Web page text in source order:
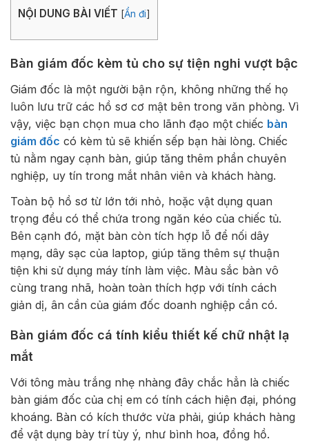
NỘI DUNG BÀI VIẾT [Ẩn đi]
Bàn giám đốc kèm tủ cho sự tiện nghi vượt bậc
Giám đốc là một người bận rộn, không những thế họ
luôn lưu trữ các hồ sơ cơ mật bên trong văn phòng. Vì
vậy, việc bạn chọn mua cho lãnh đạo một chiếc bàn
giám đốc có kèm tủ sẽ khiến sếp bạn hài lòng. Chiếc
tủ nằm ngay cạnh bàn, giúp tăng thêm phần chuyên
nghiệp, uy tín trong mắt nhân viên và khách hàng.
Toàn bộ hồ sơ từ lớn tới nhỏ, hoặc vật dụng quan
trọng đều có thể chứa trong ngăn kéo của chiếc tủ.
Bên cạnh đó, mặt bàn còn tích hợp lỗ để nối dây
mạng, dây sạc của laptop, giúp tăng thêm sự thuận
tiện khi sử dụng máy tính làm việc. Màu sắc bàn vô
cùng trang nhã, hoàn toàn thích hợp với tính cách
giản dị, ân cần của giám đốc doanh nghiệp cần có.
Bàn giám đốc cá tính kiểu thiết kế chữ nhật lạ
mắt
Với tông màu trắng nhẹ nhàng đây chắc hẳn là chiếc
bàn giám đốc của chị em có tính cách hiện đại, phóng
khoáng. Bàn có kích thước vừa phải, giúp khách hàng
để vật dụng bày trí tùy ý, như bình hoa, đồng hồ.